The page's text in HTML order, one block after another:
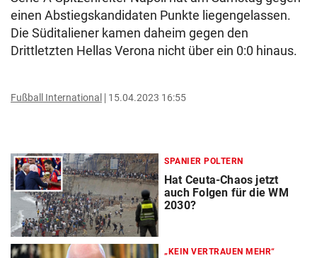
einen Abstiegskandidaten Punkte liegengelassen.
Die Süditaliener kamen daheim gegen den
Drittletzten Hellas Verona nicht über ein 0:0 hinaus.
Fußball International 15.04.2023 16:55
SPANIER POLTERN
Hat Ceuta-Chaos jetzt
auch Folgen für die WM
2030?
„KEIN VERTRAUEN MEHR“